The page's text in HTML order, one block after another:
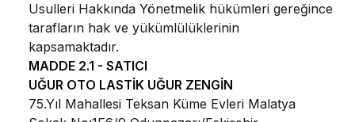
Usulleri Hakkında Yönetmelik hükümleri gereğince
tarafların hak ve yükümlülüklerinin
kapsamaktadır.
MADDE 2.1 - SATICI
UĞUR OTO LASTİK UĞUR ZENGİN
75.Yıl Mahallesi Teksan Küme Evleri Malatya